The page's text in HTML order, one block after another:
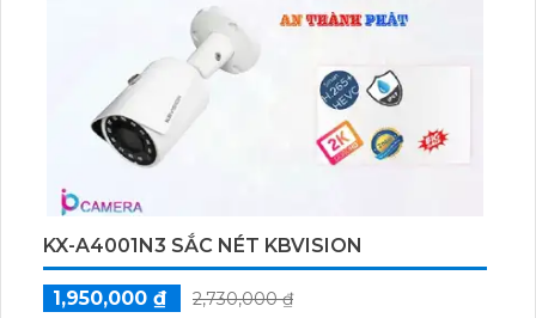
KX-A4001N3 SẮC NÉT KBVISION
1,950,000 ₫
2,730,000 ₫